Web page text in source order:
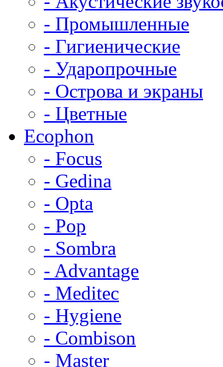
- Промышленные
- Гигиенические
- Ударопрочные
- Острова и экраны
- Цветные
Ecophon
- Focus
- Gedina
- Opta
- Pop
- Sombra
- Advantage
- Meditec
- Hygiene
- Combison
- Master